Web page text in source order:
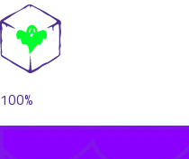
100%